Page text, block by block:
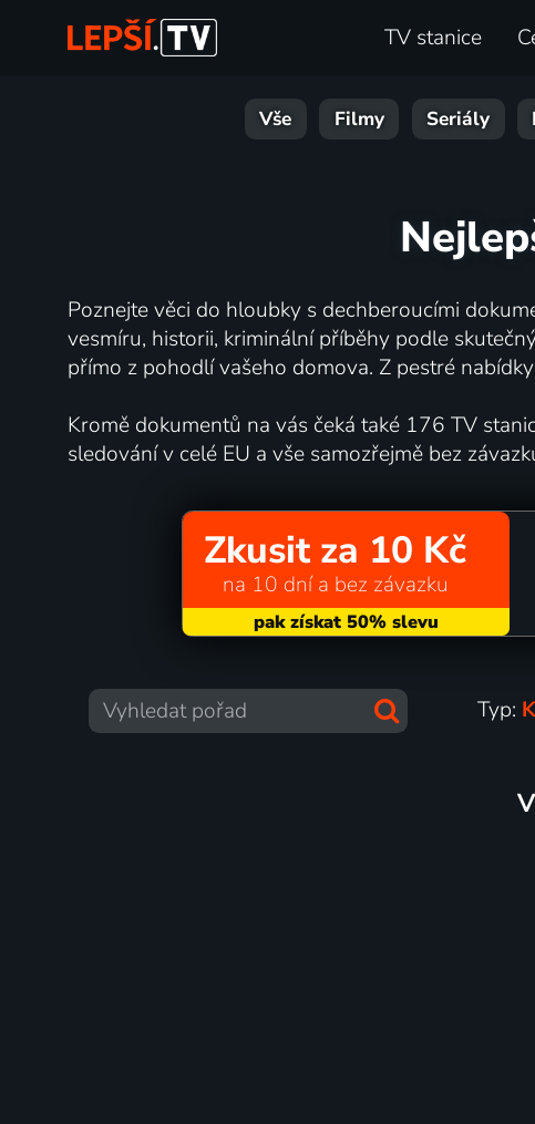
TV stanice
Vše Filmy Seriály
Poznejte věci do hloubky s dechberoucími
vesmíru, historii, kriminální příběhy podle
přímo z pohodlí vašeho domova. Z pestré
Kromě dokumentů na vás čeká také 176 TV
sledování v celé EU a vše samozřejmě bez
Zkusit za 10 Kč
na 10 dní a bez závazku
Typ: